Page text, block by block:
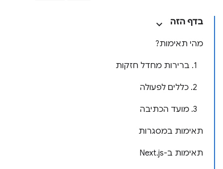
בדף הזה
מהי תאימות?
1. ברירות מחדל חזקות
2. כללים לפעולה
3. מועד הכתיבה
תאימות במסגרות
תאימות ב-Next.js